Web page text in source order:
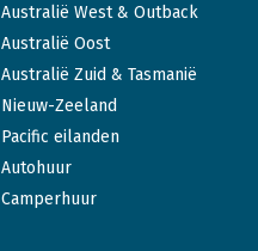
Australië West & Outback
Australië Oost
Australië Zuid & Tasmanië
Nieuw-Zeeland
Pacific eilanden
Autohuur
Camperhuur